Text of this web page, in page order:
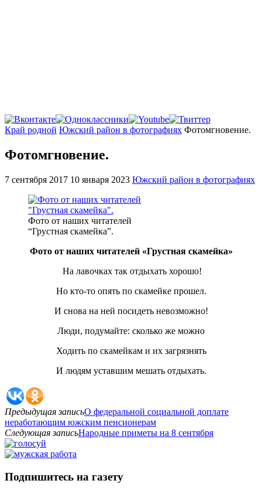
Главная
Край родной Южский район в фотографиях Фотомгновение.
Фотомгновение.
7 сентября 2017 10 января 2023 Южский район в фотографиях
Фото от наших читателей
“Грустная скамейка”.
Фото от наших читателей «Грустная скамейка»
На лавочках так отдыхать хорошо!
Но кто-то опять по скамейке прошел.
И снова на ней посидеть невозможно!
Люди, подумайте: сколько же можно
Ходить по скамейкам и их загрязнять
И людям уставшим мешать отдыхать.
Предыдущая записьО федеральной социальной доплате
неработающим южским пенсионерам
Следующая записьНародные приметы на 8 сентября
Подпишитесь на газету